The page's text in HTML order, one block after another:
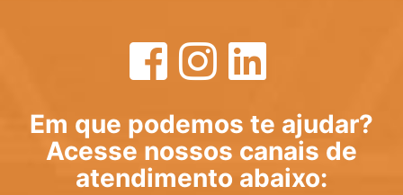
Em que podemos te ajudar?
Acesse nossos canais de
atendimento abaixo: